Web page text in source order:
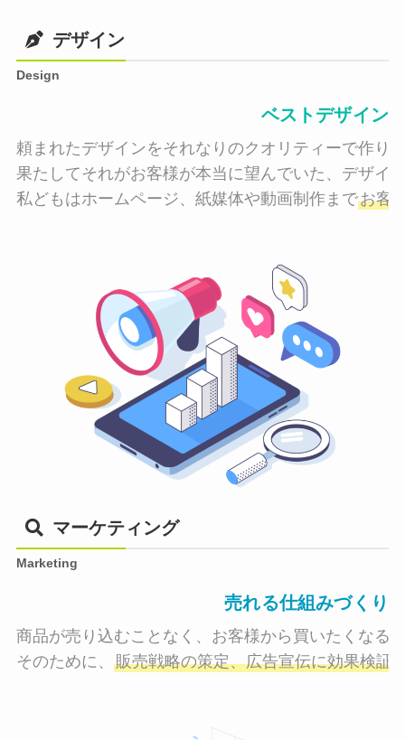
デザイン
Design
ベストデザイン
頼まれたデザインをそれなりのクオリティーで作り
果たしてそれがお客様が本当に望んでいた、デザイ
私どもはホームページ、紙媒体や動画制作までお客
マーケティング
Marketing
売れる仕組みづくり
商品が売り込むことなく、お客様から買いたくなる
そのために、 販売戦略の策定、広告宣伝に効果検証